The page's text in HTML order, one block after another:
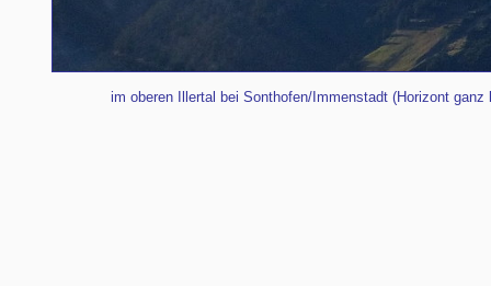
im oberen Illertal bei Sonthofen/Immenstadt (Horizont